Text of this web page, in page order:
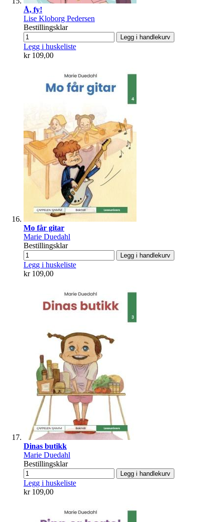
Å, fy!
Lise Kloborg Pedersen
Bestillingsklar
Legg i handlekurv
Legg i huskeliste
kr 109,00
Mo får gitar
Marie Duedahl
Bestillingsklar
Legg i handlekurv
Legg i huskeliste
kr 109,00
Dinas butikk
Marie Duedahl
Bestillingsklar
Legg i handlekurv
Legg i huskeliste
kr 109,00